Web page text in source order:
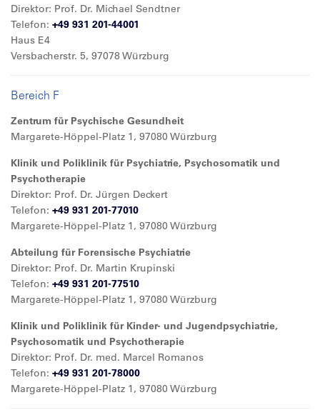
Direktor: Prof. Dr. Michael Sendtner
Telefon: +49 931 201-44001
Haus E4
Versbacherstr. 5, 97078 Würzburg
Bereich F
Zentrum für Psychische Gesundheit
Margarete-Höppel-Platz 1, 97080 Würzburg
Klinik und Poliklinik für Psychiatrie, Psychosomatik und
Psychotherapie
Direktor: Prof. Dr. Jürgen Deckert
Telefon: +49 931 201-77010
Margarete-Höppel-Platz 1, 97080 Würzburg
Abteilung für Forensische Psychiatrie
Direktor: Prof. Dr. Martin Krupinski
Telefon: +49 931 201-77510
Margarete-Höppel-Platz 1, 97080 Würzburg
Klinik und Poliklinik für Kinder- und Jugendpsychiatrie,
Psychosomatik und Psychotherapie
Direktor: Prof. Dr. med. Marcel Romanos
Telefon: +49 931 201-78000
Margarete-Höppel-Platz 1, 97080 Würzburg